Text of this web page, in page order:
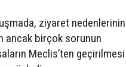
ziyaret nedenlerinin
ancak birçok sorunun
Meclis’ten geçirilmesi